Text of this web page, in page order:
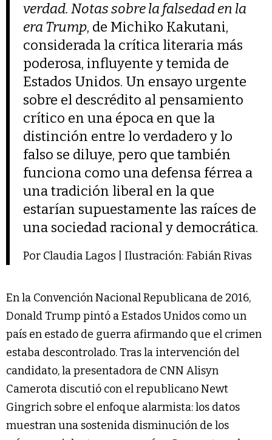
verdad. Notas sobre la falsedad en la
era Trump, de Michiko Kakutani,
considerada la crítica literaria más
poderosa, influyente y temida de
Estados Unidos. Un ensayo urgente
sobre el descrédito al pensamiento
crítico en una época en que la
distinción entre lo verdadero y lo
falso se diluye, pero que también
funciona como una defensa férrea a
una tradición liberal en la que
estarían supuestamente las raíces de
una sociedad racional y democrática.
Por Claudia Lagos | Ilustración: Fabián Rivas
En la Convención Nacional Republicana de 2016,
Donald Trump pintó a Estados Unidos como un
país en estado de guerra afirmando que el crimen
estaba descontrolado. Tras la intervención del
candidato, la presentadora de CNN Alisyn
Camerota discutió con el republicano Newt
Gingrich sobre el enfoque alarmista: los datos
muestran una sostenida disminución de los